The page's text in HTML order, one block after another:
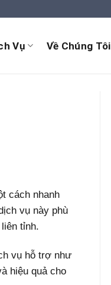
Vụ Về Chúng Tôi
cách nhanh
vụ này phù
tỉnh.
vụ hỗ trợ như
hiệu quả cho